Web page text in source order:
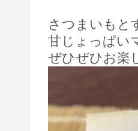
さつまいもと
甘じょっぱい
ぜひぜひお楽